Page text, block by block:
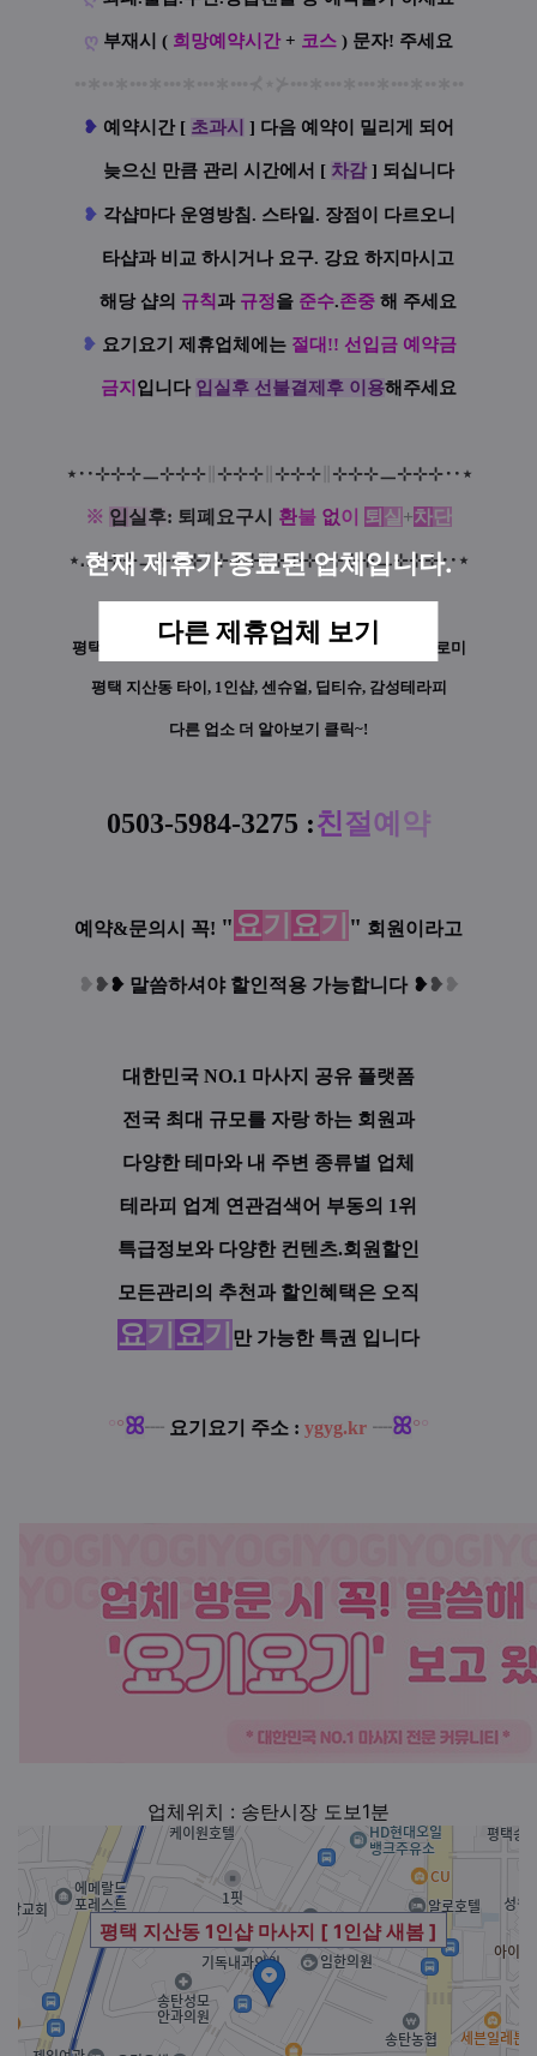
현재 제휴가 종료된 업체입니다.
다른 제휴업체 보기
ღ 부재시 ( 희망예약시간 + 코스 ) 문자! 주세요
❥ 예 약시간 [ 초과시 ] 다음 예약이 밀리게 되어
늦으신 만큼 관리 시간에서 [ 차감] 되십니다
❥ 각샵마다 운영방침. 스타일. 장점이 다르오니
타샵과 비교 하시거나 요구. 강요 하지마시고
해당 샵의 규칙 과 규정을 준수.존중 해 주세요
❥ 요기요기 제휴업체에는 절대!! 선입금 예약금
금지 입니다 입실후 선불결제후 이용해주세요
⋆ ‥⊹⊹⊹ㅡ⊹⊹⊹∥ ⊹⊹⊹∥ ⊹⊹⊹∥ ⊹⊹⊹ㅡ⊹⊹⊹‥ ⋆
※ 입 실 후: 퇴폐요구시 환불 없이 퇴 실 +차단
⋆‥⊹⊹⊹ㅡ⊹⊹⊹∥ ⊹⊹⊹∥⊹⊹⊹∥⊹⊹⊹ㅡ⊹⊹⊹‥ ⋆
평택 지산동 1인샵 새봄 건마, 아로마, 스웨디시, 로미로미
평택 지산동 타이, 1인샵, 센슈얼, 딥티슈, 감성테라피
다른 업소 더 알아보기 클릭~!
0503-5984-3275 :친절 예 약
예약&문의시 꼭! "요기 요기 " 회원이라고
❥ ❥❥ 말씀하셔야 할인적용 가능합니다 ❥❥ ❥
대한민국 NO.1 마사지 공유 플랫폼
전국 최대 규모를 자랑 하는 회원과
다양한 테마와 내 주변 종류별 업체
테라피 업계 연관검색어 부동의 1위
특급정보와 다양한 컨텐츠.회원할인
모든관리의 추천과 할인혜택은 오직
요기 요기 만 가능한 특권 입니다
°°ꕤ┈ 요기요기 주소 : ygyg.kr ┈ꕤ°°
업체위치 : 송탄시장 도보1분
평택 지산동 1인샵 마사지 [ 1인샵 새봄 ]